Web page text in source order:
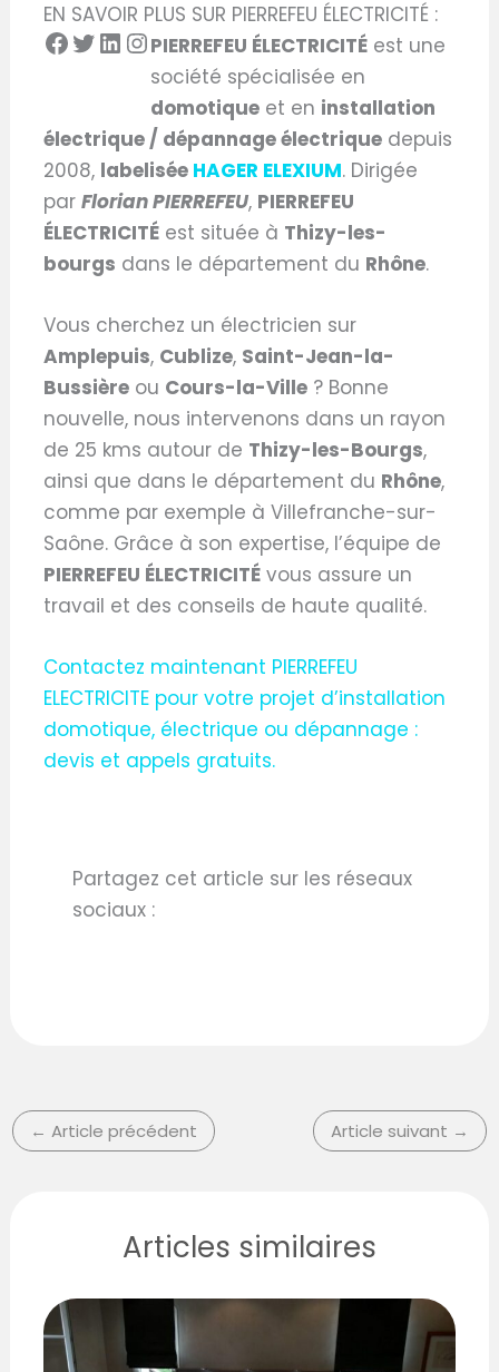
EN SAVOIR PLUS SUR PIERREFEU ÉLECTRICITÉ :
PIERREFEU ÉLECTRICITÉ est une
société spécialisée en
domotique et en installation
électrique / dépannage électrique depuis
2008, labelisée HAGER ELEXIUM. Dirigée
parFlorian PIERREFEU, PIERREFEU
ÉLECTRICITÉ est située à Thizy-les-
bourgs dans le département du Rhône.
Vous cherchez un électricien sur
Amplepuis, Cublize, Saint-Jean-la-
Bussière ou Cours-la-Ville ? Bonne
nouvelle, nous intervenons dans un rayon
de 25 kms autour de Thizy-les-Bourgs,
ainsi que dans le département du Rhône,
comme par exemple à Villefranche-sur-
Saône. Grâce à son expertise, l’équipe de
PIERREFEU ÉLECTRICITÉ vous assure un
travail et des conseils de haute qualité.
Contactez maintenant PIERREFEU
ELECTRICITE pour votre projet d’installation
domotique, électrique ou dépannage :
devis et appels gratuits.
Partagez cet article sur les réseaux
sociaux :
← Article précédent Article suivant →
Articles similaires